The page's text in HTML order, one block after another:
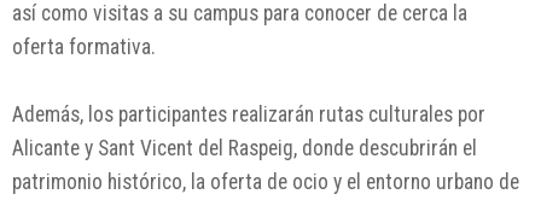
así como visitas a su campus para conocer de cerca la
oferta formativa.
Además, los participantes realizarán rutas culturales por
Alicante y Sant Vicent del Raspeig, donde descubrirán el
patrimonio histórico, la oferta de ocio y el entorno urbano de